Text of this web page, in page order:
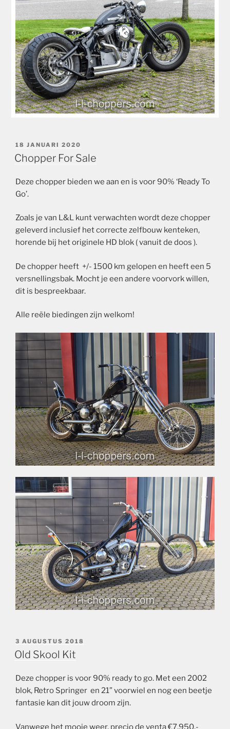
GEPLAATST
OP
18 JANUARI 2020
Chopper For Sale
Deze chopper bieden we aan en is voor 90% ‘Ready To
Go’.
Zoals je van L&L kunt verwachten wordt deze chopper
geleverd inclusief het correcte zelfbouw kenteken,
horende bij het originele HD blok ( vanuit de doos ).
De chopper heeft +/- 1500 km gelopen en heeft een 5
versnellingsbak. Mocht je een andere voorvork willen,
dit is bespreekbaar.
Alle reële biedingen zijn welkom!
GEPLAATST
OP
3 AUGUSTUS 2018
Old Skool Kit
Deze chopper is voor 90% ready to go. Met een 2002
blok, Retro Springer en 21” voorwiel en nog een beetje
fantasie kan dit jouw droom zijn.
Vanwege het mooie weer, precio de venta €7.950.-